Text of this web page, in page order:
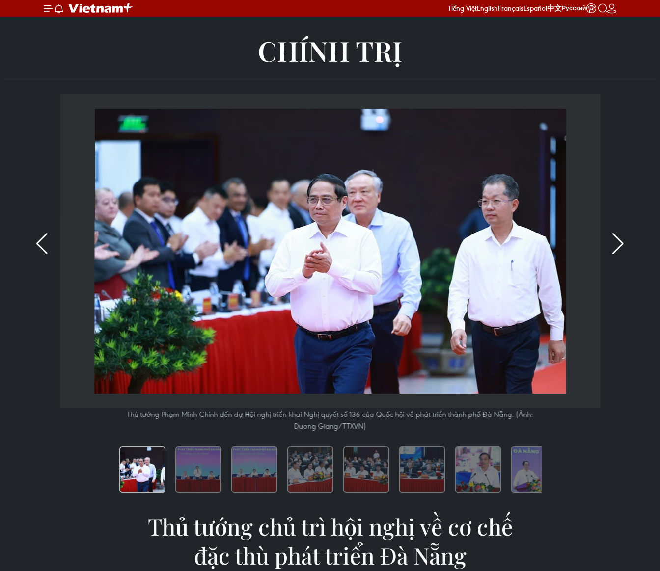
Tiếng ViệtEnglishFrançaisEspañol中文Русский
CHÍNH TRỊ
Thủ tướng Phạm Minh Chính đến dự Hội nghị triển khai Nghị quyết số 136 của Quốc hội về phát triển thành phố Đà Nẵng. (Ảnh:
Dương Giang/TTXVN)
Thủ tướng chủ trì hội nghị về cơ chế
đặc thù phát triển Đà Nẵng